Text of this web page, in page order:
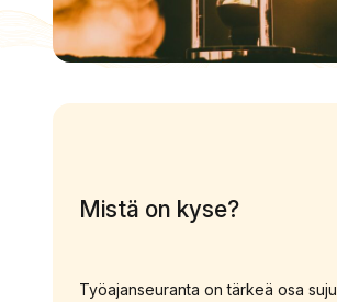
Mistä on kyse?
Työajanseuranta on tärkeä osa